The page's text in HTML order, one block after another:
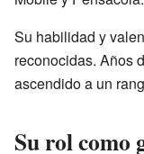
Su habilidad y
reconocidas. Años
ascendido a un
Su rol como